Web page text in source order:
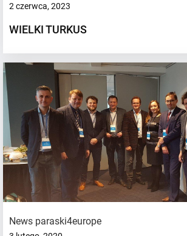
2 czerwca, 2023
WIELKI TURKUS
News paraski4europe